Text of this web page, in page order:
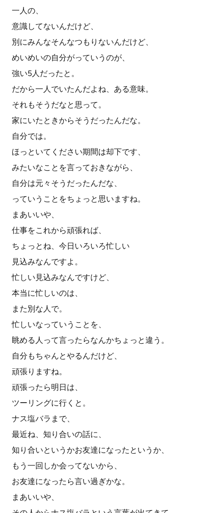
一人の、
意識してないんだけど、
別にみんなそんなつもりないんだけど、
めいめいの自分がっていうのが、
強い5人だったと。
だから一人でいたんだよね、ある意味。
それもそうだなと思って。
家にいたときからそうだったんだな。
自分では。
ほっといてください期間は却下です、
みたいなことを言っておきながら、
自分は元々そうだったんだな、
っていうことをちょっと思いますね。
まあいいや、
仕事をこれから頑張れば、
ちょっとね、今日いろいろ忙しい
見込みなんですよ。
忙しい見込みなんですけど、
本当に忙しいのは、
また別な人で。
忙しいなっていうことを、
眺める人って言ったらなんかちょっと違う。
自分もちゃんとやるんだけど、
頑張りますね。
頑張ったら明日は、
ツーリングに行くと。
ナス塩バラまで、
最近ね、知り合いの話に、
知り合いというかお友達になったというか、
もう一回しか会ってないから、
お友達になったら言い過ぎかな。
まあいいや、